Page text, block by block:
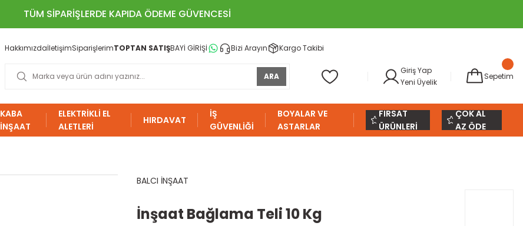
TÜM SİPARİŞLERDE KAPIDA ÖDEME GÜVENCESİ
HakkımızdaİletişimSiparişlerimTOPTAN SATIŞBAYİ GİRİŞİ Bizi Arayın Kargo Takibi
ARA
Giriş Yap
Yeni Üyelik
Sepetim
KABA
İNŞAAT
ELEKTRİKLİ EL
ALETLERİ
HIRDAVAT
İŞ
GÜVENLİĞİ
BOYALAR VE
ASTARLAR
FIRSAT
ÜRÜNLERİ
ÇOK AL
AZ ÖDE
BALCI İNŞAAT
İnşaat Bağlama Teli 10 Kg